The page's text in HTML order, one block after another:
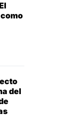
del